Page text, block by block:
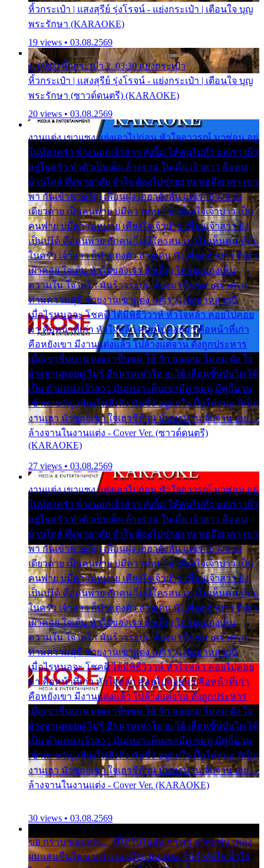
หิ้วกระเป๋า | แสงสุรีย์ รุ่งโรจน์ - แย่งกระเป๋า | เตือนใจ บุญ
พระรักษา (KARAOKE)
19 views • 03.08.2569
1. 00:00 หิ้วกระเป๋า 2. 03:30 แย่งกระเป๋า
หิ้วกระเป๋า | แสงสุรีย์ รุ่งโรจน์ - แย่งกระเป๋า | เตือนใจ บุญ
พระรักษา (ซาวด์ดนตรี) (KARAOKE)
20 views • 03.08.2569
งานแต่ง เขาแซง แย่งเอาไปก่อน หัวใจอาวรณ์ มาซ่อน อยู่
ในห้องครัว ข้างนอกเจ้าสาว ส่งยิ้ม ให้คนไปทั่ว แต่เรา เฝ้า
อยู่ในครัว ทำตัวเป็นเด็ก ล้างจาน ในเมื่อ เจ้าสาว คือคน
บ้านใกล้ พึ่งพาอาศัย จำใจ ต้องไปช่วยงาน พอถึงเวลา เขา
พา กันเข้าพาขวัญ เพื่อนฝูง เฮฮาดังลั่น แต่เราล้างจาน
เดียวดาย เป็นคนพ่าย บ่มีความหมาย เคียงใจเจ้าบ่าว เป็น
คนพ่าย บ่มีความหมาย เคียงใจเจ้าบ่าว เพื่อนเจ้าสาว ยัง
เป็นบ่ได้ คือคนพ่าย ฮักคน ไม่มีใครสน เขาไม่เห็นคน ที่อยู่
ในครัว เจ้าสาว ก็มัวแต่งตัว สวยเด่น นั่งเคียงเจ้าบ่าว ที่เขา
เฝ้าคอย ใจเต้น หัวใจของเรา ลำเค็ญ ใครจะมองเห็น
ความใน ใจ เศร้า มันร้าวระบม ต้องมาขื่นขม เศร้าตรม
ท่ามความสุขี ช่วยงานเขาแต่ง แต่เรา แล้งมาหลายปี
เมื่อไรหนอจะ โชคดี ได้มีพิธีวิวาห์ หัวใจหล้า คอยไปคอย
มา คือหน้าที่เก่า หัวใจหล้า คอยไปคอยมา คือหน้าที่เก่า
คือหยังเขา มีงานแต่งแล้ว ไปล้างแต่จาน ดั่งถูกประหาร
เมื่อเขาชื่นบาน แต่เราขื่นขม โอ้ รัก ลอยลม ไม่สม ดัง ใจ
ล้างจานคอยคู่ ไม่รู้ อีกนานเท่าใด จะได้ เลื่อนขั้นบันได ได้
เป็น ตำแหน่งเจ้าสาว มันเหงา เห็นเขามีคู่ ซมดู มีคู่ก็ม่วน
เข้าพาขวัญ เสียงโห่ตึงตึง มันซึ้ง อยู่แก่ใจ มื้อใด๋หนอ สิเป็น
งานเฮา มัวซอยเขา ใจเฮาซิด้าน มันทรมาน จับจาน เอย…
ล้างจานในงานแต่ง - Cover Ver. (ซาวด์ดนตรี)
(KARAOKE)
27 views • 03.08.2569
งานแต่ง เขาแซง แย่งเอาไปก่อน หัวใจอาวรณ์ มาซ่อน อยู่
ในห้องครัว ข้างนอกเจ้าสาว ส่งยิ้ม ให้คนไปทั่ว แต่เรา เฝ้า
อยู่ในครัว ทำตัวเป็นเด็ก ล้างจาน ในเมื่อ เจ้าสาว คือคน
บ้านใกล้ พึ่งพาอาศัย จำใจ ต้องไปช่วยงาน พอถึงเวลา เขา
พา กันเข้าพาขวัญ เพื่อนฝูง เฮฮาดังลั่น แต่เราล้างจาน
เดียวดาย เป็นคนพ่าย บ่มีความหมาย เคียงใจเจ้าบ่าว เป็น
คนพ่าย บ่มีความหมาย เคียงใจเจ้าบ่าว เพื่อนเจ้าสาว ยัง
เป็นบ่ได้ คือคนพ่าย ฮักคน ไม่มีใครสน เขาไม่เห็นคน ที่อยู่
ในครัว เจ้าสาว ก็มัวแต่งตัว สวยเด่น นั่งเคียงเจ้าบ่าว ที่เขา
เฝ้าคอย ใจเต้น หัวใจของเรา ลำเค็ญ ใครจะมองเห็น
ความใน ใจ เศร้า มันร้าวระบม ต้องมาขื่นขม เศร้าตรม
ท่ามความสุขี ช่วยงานเขาแต่ง แต่เรา แล้งมาหลายปี
เมื่อไรหนอจะ โชคดี ได้มีพิธีวิวาห์ หัวใจหล้า คอยไปคอย
มา คือหน้าที่เก่า หัวใจหล้า คอยไปคอยมา คือหน้าที่เก่า
คือหยังเขา มีงานแต่งแล้ว ไปล้างแต่จาน ดั่งถูกประหาร
เมื่อเขาชื่นบาน แต่เราขื่นขม โอ้ รัก ลอยลม ไม่สม ดัง ใจ
ล้างจานคอยคู่ ไม่รู้ อีกนานเท่าใด จะได้ เลื่อนขั้นบันได ได้
เป็น ตำแหน่งเจ้าสาว มันเหงา เห็นเขามีคู่ ซมดู มีคู่ก็ม่วน
เข้าพาขวัญ เสียงโห่ตึงตึง มันซึ้ง อยู่แก่ใจ มื้อใด๋หนอ สิเป็น
งานเฮา มัวซอยเขา ใจเฮาซิด้าน มันทรมาน จับจาน เอย…
ล้างจานในงานแต่ง - Cover Ver. (KARAOKE)
30 views • 03.08.2569
ขอ กราบ ขอบคุณ.... ที่ได้รับไออุ่น การุณ จากแฟน เพลง
ผมแสนชื่นใจ หายวังเวง เมื่อแฟนเพลง ให้กำลังใจ น้ำใจ